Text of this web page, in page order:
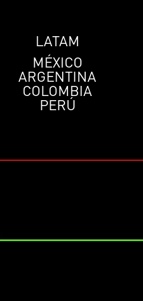
LATAM
MÉXICO
ARGENTINA
COLOMBIA
PERÚ